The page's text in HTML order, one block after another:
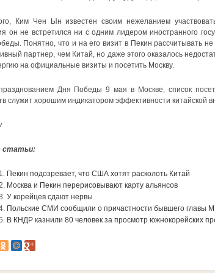
Ким Чен Ын известен своим нежеланием
он не встретился ни с одним лидером иностранного
Понятно, что и на его визит в Пекин рассчитывать
партнер, чем Китай, но даже этого оказалось
на официальные визиты и посетить Москву.
Дня Победы 9 мая в Москве, список
служит хорошим индикатором эффективности китайской
статьи:
Пекин подозревает, что США хотят расколоть Китай
Москва и Пекин перерисовывают карту альянсов
У корейцев сдают нервы
Польские СМИ сообщили о причастности бывшего главы
В КНДР казнили 80 человек за просмотр южнокорейских